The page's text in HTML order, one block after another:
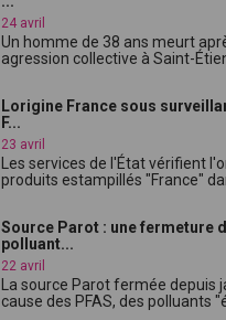
24 avril
Un homme de 38 ans meurt
agression collective à Saint-
Lorigine France sous
F...
23 avril
Les services de l'État vérifient
produits estampillés "France"
Source Parot : une fermeture
polluant...
22 avril
La source Parot fermée depuis
cause des PFAS, des polluants